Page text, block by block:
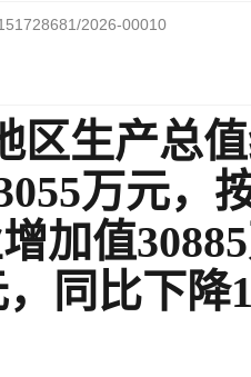
2026-00010
区生产总
万元，
加值
，同比下